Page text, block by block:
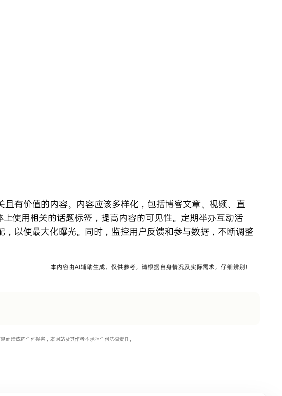
有价值的内容。内容应该多样化，包括博客文章、视频、直
使用相关的话题标签，提高内容的可见性。定期举办互动活
以便最大化曝光。同时，监控用户反馈和参与数据，不断调整
而造成的任何损害，本网站及其作者不承担任何法律责任。